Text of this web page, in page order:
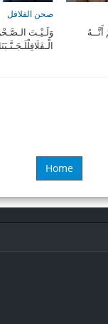
صحن الفلافل
وَلَـيْـتَ
Home